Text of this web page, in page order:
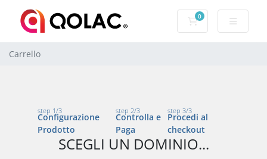
0
Carrello
Carrello
step 1/3
Configurazione
Prodotto
step 2/3
Controlla e
Paga
step 3/3
Procedi al
checkout
SCEGLI UN DOMINIO...